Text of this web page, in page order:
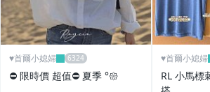
♥️首爾小媳婦
⛔️ 限時價 超值⛔️ 夏季 °𑁍
♥️首爾小媳婦
RL 小馬標